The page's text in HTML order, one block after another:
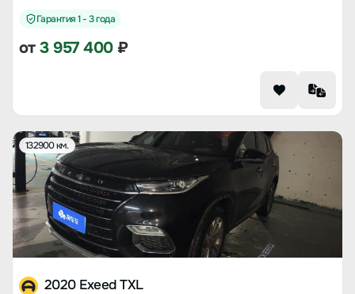
Гарантия 1 - 3 года
от3 957 400₽
132900 км.
2020 Exeed TXL